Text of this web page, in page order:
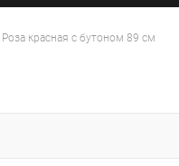
Роза красная с бутоном 89 см